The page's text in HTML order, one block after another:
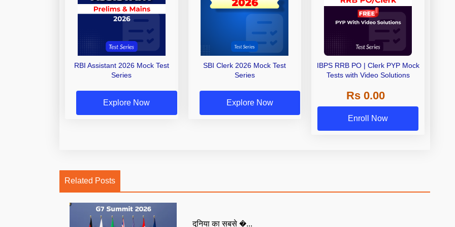
RBI Assistant 2026 Mock Test
Series
Explore Now
SBI Clerk 2026 Mock Test
Series
Explore Now
IBPS RRB PO | Clerk PYP Mock
Tests with Video Solutions
Rs 0.00
Enroll Now
Related Posts
दुनिया का सबसे �...